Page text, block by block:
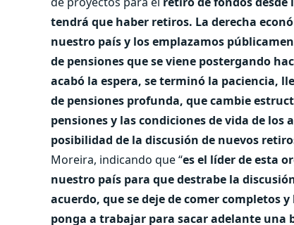
tendrá que haber retiros. La derecha
nuestro país y los emplazamos
de pensiones que se viene postergando
acabó la espera, se terminó la paciencia,
de pensiones profunda, que cambie
pensiones y las condiciones de vida de
posibilidad de la discusión de nuevos
Moreira, indicando que “es el líder de esta
nuestro país para que destrabe la
acuerdo, que se deje de comer completos
ponga a trabajar para sacar adelante una